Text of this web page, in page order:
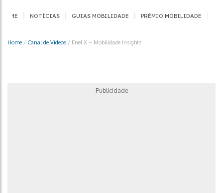
HOME NOTÍCIAS GUIAS MOBILIDADE PRÊMIO MOBILIDADE
Home / Canal de Vídeos / Enel X – Mobilidade Insights
Publicidade